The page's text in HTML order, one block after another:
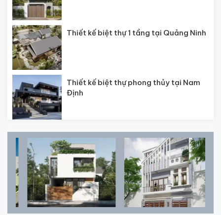
Thiết kế biệt thự 1 tầng tại Quảng Ninh
Thiết kế biệt thự phong thủy tại Nam
Định